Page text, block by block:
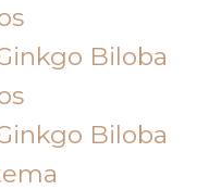
Biloba
Biloba